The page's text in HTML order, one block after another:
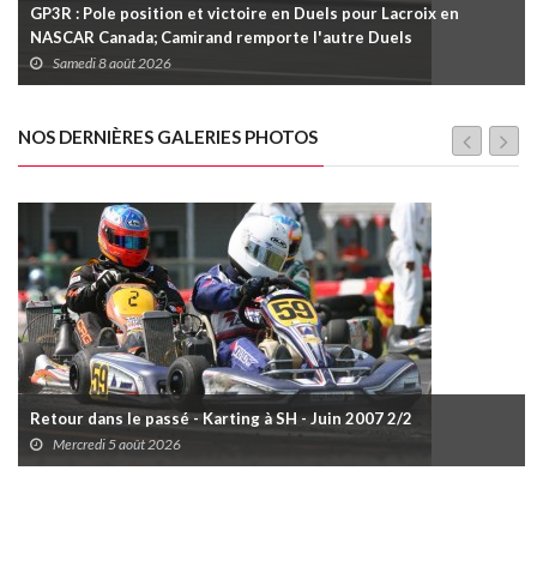
GP3R : Pole position et victoire en Duels pour Lacroix en
NASCAR Canada; Camirand remporte l'autre Duels
Samedi 8 août 2026
NOS DERNIÈRES GALERIES PHOTOS
Retour dans le passé - Karting à SH - Juin 2007 2/2
Mercredi 5 août 2026